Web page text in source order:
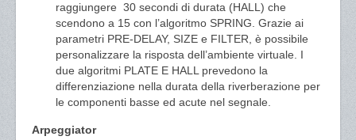
raggiungere 30 secondi di durata (HALL) che
scendono a 15 con l’algoritmo SPRING. Grazie ai
parametri PRE-DELAY, SIZE e FILTER, è possibile
personalizzare la risposta dell’ambiente virtuale. I
due algoritmi PLATE E HALL prevedono la
differenziazione nella durata della riverberazione per
le componenti basse ed acute nel segnale.
Arpeggiator